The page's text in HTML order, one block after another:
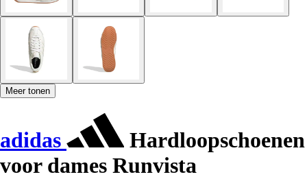
Meer tonen
adidas
Hardloopschoenen
voor dames Runvista